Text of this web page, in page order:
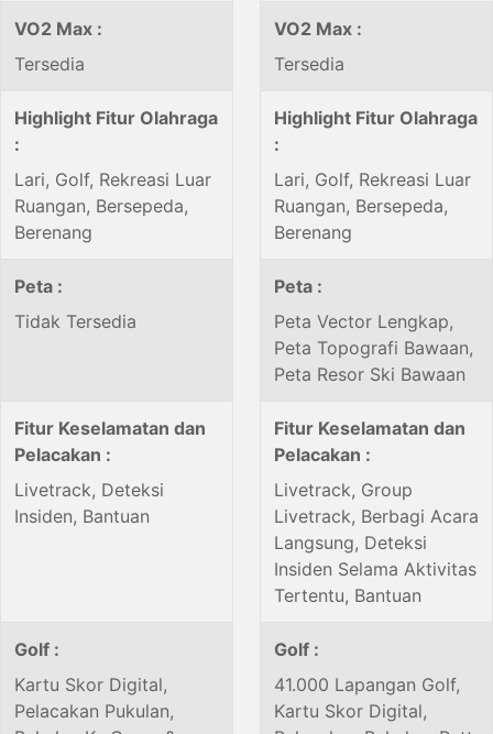
VO2 Max :
Tersedia
VO2 Max :
Tersedia
Highlight Fitur Olahraga
:
Lari, Golf, Rekreasi Luar
Ruangan, Bersepeda,
Berenang
Highlight Fitur Olahraga
:
Lari, Golf, Rekreasi Luar
Ruangan, Bersepeda,
Berenang
Peta :
Tidak Tersedia
Peta :
Peta Vector Lengkap,
Peta Topografi Bawaan,
Peta Resor Ski Bawaan
Fitur Keselamatan dan
Pelacakan :
Livetrack, Deteksi
Insiden, Bantuan
Fitur Keselamatan dan
Pelacakan :
Livetrack, Group
Livetrack, Berbagi Acara
Langsung, Deteksi
Insiden Selama Aktivitas
Tertentu, Bantuan
Golf :
Kartu Skor Digital,
Pelacakan Pukulan,
Golf :
41.000 Lapangan Golf,
Kartu Skor Digital,